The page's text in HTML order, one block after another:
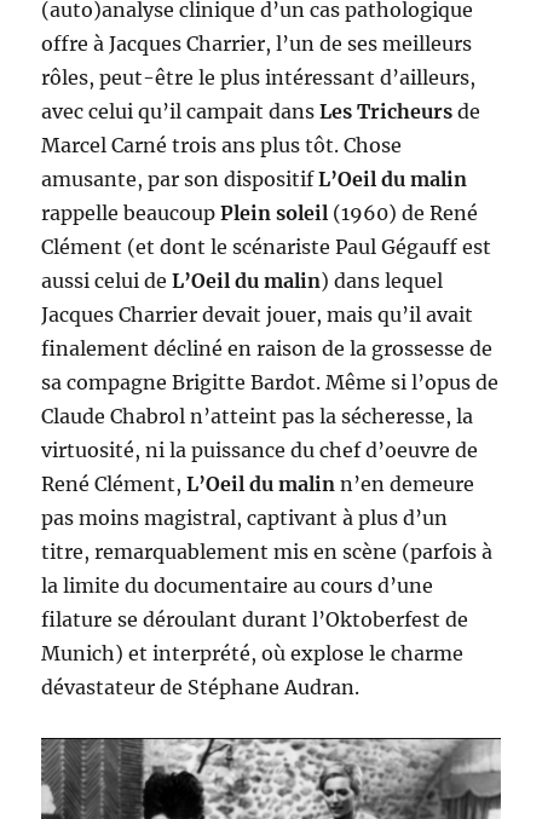
(auto)analyse clinique d’un cas pathologique
offre à Jacques Charrier, l’un de ses meilleurs
rôles, peut-être le plus intéressant d’ailleurs,
avec celui qu’il campait dansLes Tricheurs de
Marcel Carné trois ans plus tôt. Chose
amusante, par son dispositifL’Oeil du malin
rappelle beaucoupPlein soleil (1960) de René
Clément (et dont le scénariste Paul Gégauff est
aussi celui deL’Oeil du malin) dans lequel
Jacques Charrier devait jouer, mais qu’il avait
finalement décliné en raison de la grossesse de
sa compagne Brigitte Bardot. Même si l’opus de
Claude Chabrol n’atteint pas la sécheresse, la
virtuosité, ni la puissance du chef d’oeuvre de
René Clément, L’Oeil du malinn’en demeure
pas moins magistral, captivant à plus d’un
titre, remarquablement mis en scène (parfois à
la limite du documentaire au cours d’une
filature se déroulant durant l’Oktoberfest de
Munich) et interprété, où explose le charme
dévastateur de Stéphane Audran.